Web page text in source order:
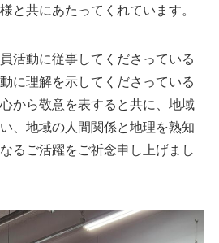
と共にあたってくれています。
活動に従事してくださっている
に理解を示してくださっている
から敬意を表すると共に、地域
、地域の人間関係と地理を熟知
るご活躍をご祈念申し上げまし